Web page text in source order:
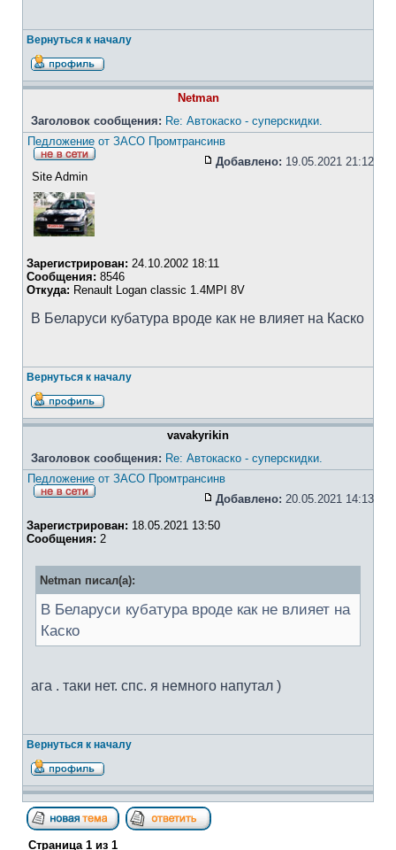
Вернуться к началу
Netman
Заголовок сообщения: Re: Автокаско - суперскидки.
Педложение от ЗАСО Промтрансинв
Добавлено: 19.05.2021 21:12
Site Admin
Зарегистрирован: 24.10.2002 18:11
Сообщения: 8546
Откуда: Renault Logan classic 1.4MPI 8V
В Беларуси кубатура вроде как не влияет на Каско
Вернуться к началу
vavakyrikin
Заголовок сообщения: Re: Автокаско - суперскидки.
Педложение от ЗАСО Промтрансинв
Добавлено: 20.05.2021 14:13
Зарегистрирован: 18.05.2021 13:50
Сообщения: 2
Netman писал(а):
В Беларуси кубатура вроде как не влияет на
Каско
ага . таки нет. спс. я немного напутал )
Вернуться к началу
Страница 1 из 1